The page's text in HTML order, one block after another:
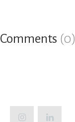
Comments (0)